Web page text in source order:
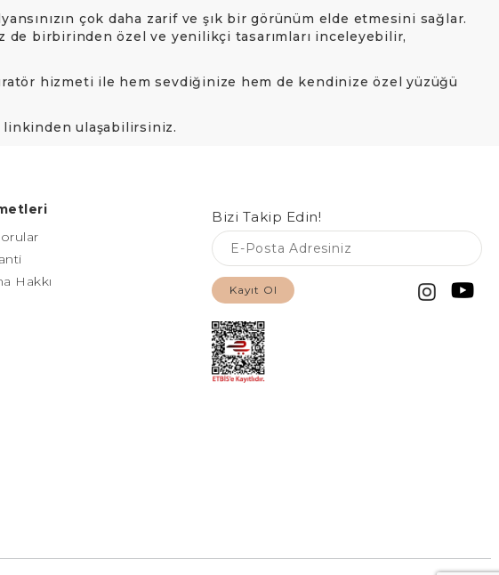
çok daha zarif ve şık bir görünüm elde etmesini sağlar.
de birbirinden özel ve yenilikçi tasarımları inceleyebilir,
hizmeti ile hem sevdiğinize hem de kendinize özel yüzüğü
linkinden ulaşabilirsiniz.
Hakkı
Bizi Takip Edin!
Kayıt Ol